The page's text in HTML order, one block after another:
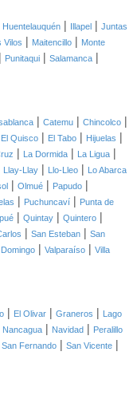
Huentelauquén | Illapel | Juntas
Vilos | Maitencillo | Monte
| Punitaqui | Salamanca |
| Catemu | Chincolco |
El Quisco | El Tabo | Hijuelas |
| La Dormida | La Ligua |
Llay-Llay | Llo-Lleo | Lo Abarca
| Olmué | Papudo |
| Puchuncaví | Punta de
| Quintay | Quintero |
| San Esteban | San
| Valparaíso | Villa
| El Olivar | Graneros |
Lago
Nancagua | Navidad | Peralillo
San Fernando | San Vicente |